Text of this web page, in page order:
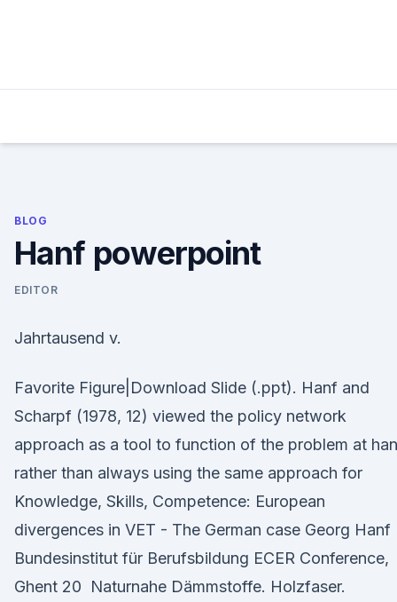
BLOG
Hanf powerpoint
EDITOR
Jahrtausend v.
Favorite Figure|Download Slide (.ppt). Hanf and
Scharpf (1978, 12) viewed the policy network
approach as a tool to function of the problem at
rather than always using the same approach for
Knowledge, Skills, Competence: European
divergences in VET - The German case Georg Hanf
Bundesinstitut für Berufsbildung ECER Conference,
Ghent 20 Naturnahe Dämmstoffe. Holzfaser.